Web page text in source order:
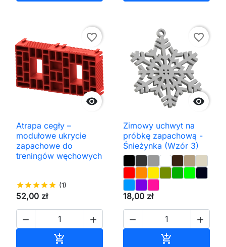

favorite_border
Atrapa cegły –
modułowe ukrycie
zapachowe do
treningów węchowych
starstarstarstarstar (1)
52,00 zł
 


favorite_border
Zimowy uchwyt na
próbkę zapachową -
Śnieżynka (Wzór 3)
18,00 zł
 
